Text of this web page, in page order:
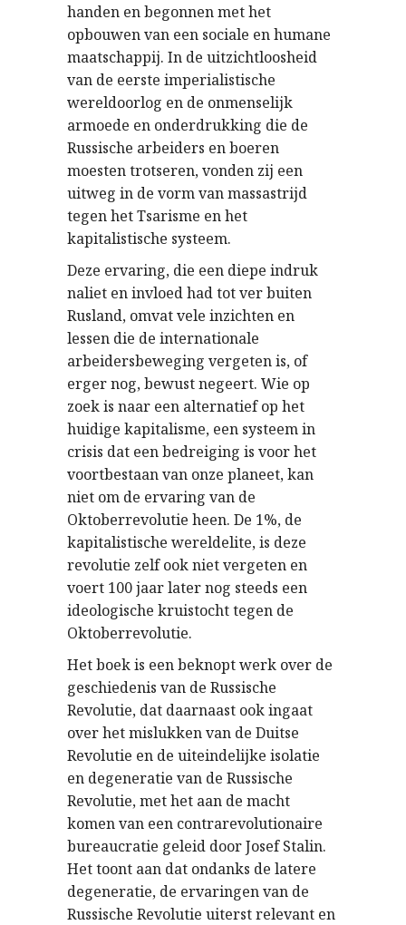
handen en begonnen met het
opbouwen van een sociale en humane
maatschappij. In de uitzichtloosheid
van de eerste imperialistische
wereldoorlog en de onmenselijk
armoede en onderdrukking die de
Russische arbeiders en boeren
moesten trotseren, vonden zij een
uitweg in de vorm van massastrijd
tegen het Tsarisme en het
kapitalistische systeem.
Deze ervaring, die een diepe indruk
naliet en invloed had tot ver buiten
Rusland, omvat vele inzichten en
lessen die de internationale
arbeidersbeweging vergeten is, of
erger nog, bewust negeert. Wie op
zoek is naar een alternatief op het
huidige kapitalisme, een systeem in
crisis dat een bedreiging is voor het
voortbestaan van onze planeet, kan
niet om de ervaring van de
Oktoberrevolutie heen. De 1%, de
kapitalistische wereldelite, is deze
revolutie zelf ook niet vergeten en
voert 100 jaar later nog steeds een
ideologische kruistocht tegen de
Oktoberrevolutie.
Het boek is een beknopt werk over de
geschiedenis van de Russische
Revolutie, dat daarnaast ook ingaat
over het mislukken van de Duitse
Revolutie en de uiteindelijke isolatie
en degeneratie van de Russische
Revolutie, met het aan de macht
komen van een contrarevolutionaire
bureaucratie geleid door Josef Stalin.
Het toont aan dat ondanks de latere
degeneratie, de ervaringen van de
Russische Revolutie uiterst relevant en